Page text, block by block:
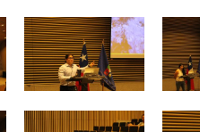
Zoom Zoom
Zoom Zoom